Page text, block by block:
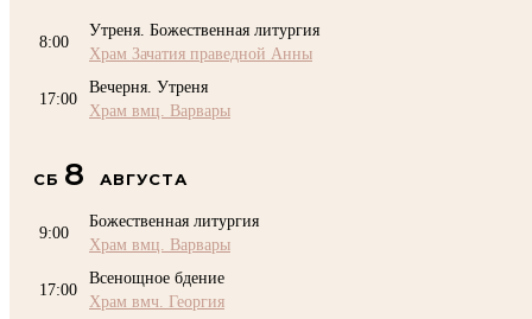
8:00
Утреня. Божественная литургия
Храм Зачатия праведной Анны
17:00
Вечерня. Утреня
Храм вмц. Варвары
СБ 8 АВГУСТА
9:00
Божественная литургия
Храм вмц. Варвары
17:00
Всенощное бдение
Храм вмч. Георгия